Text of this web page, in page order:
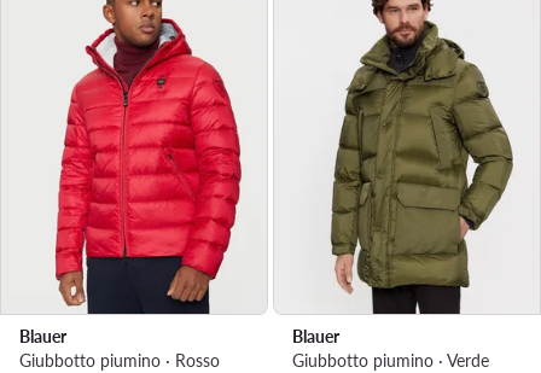
Blauer
Giubbotto piumino · Rosso
Blauer
Giubbotto piumino · Verde